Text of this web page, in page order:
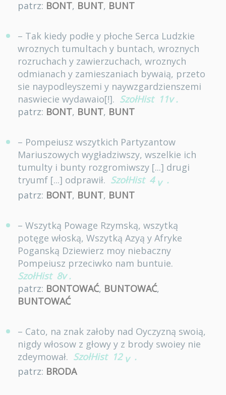
patrz: BONT, BUNT, BUNT
– Tak kiedy podłe y płoche Serca Ludzkie
wroznych tumultach y buntach, wroznych
rozruchach y zawierzuchach, wroznych
odmianach y zamieszaniach bywaią, przeto
sie naypodleyszemi y naywzgardzienszemi
naswiecie wydawaio[!]. SzołHist 11v .
patrz: BONT, BUNT, BUNT
– Pompeiusz wszytkich Partyzantow
Mariuszowych wygładziwszy, wszelkie ich
tumulty i bunty rozgromiwszy [...] drugi
tryumf [...] odprawił. SzołHist 4 v .
patrz: BONT, BUNT, BUNT
– Wszytką Powage Rzymską, wszytką
potęge włoską, Wszytką Azyą y Afryke
Poganską Dziewierz moy niebaczny
Pompeiusz przeciwko nam buntuie.
SzołHist 8v .
patrz: BONTOWAĆ, BUNTOWAĆ,
BUNTOWAĆ
– Cato, na znak załoby nad Oyczyzną swoią,
nigdy włosow z głowy y z brody swoiey nie
zdeymował. SzołHist 12 v .
patrz: BRODA